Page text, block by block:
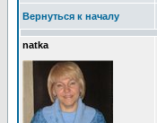
Вернуться к началу
natka